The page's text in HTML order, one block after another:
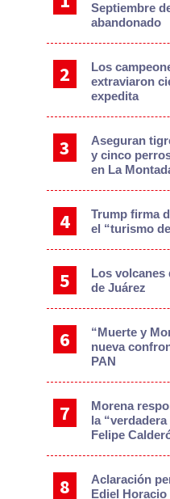
Septiembre
abandonado
Los
extraviaron
expedita
Aseguran
y cinco
en La
Trump firma
el “turismo
Los
de Juárez
“Muerte y
nueva
PAN
Morena
la
Felipe
Aclaración
Ediel